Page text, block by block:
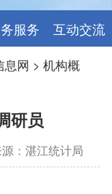
服务 互动交流
息网 >机构概
员
：湛江统计局